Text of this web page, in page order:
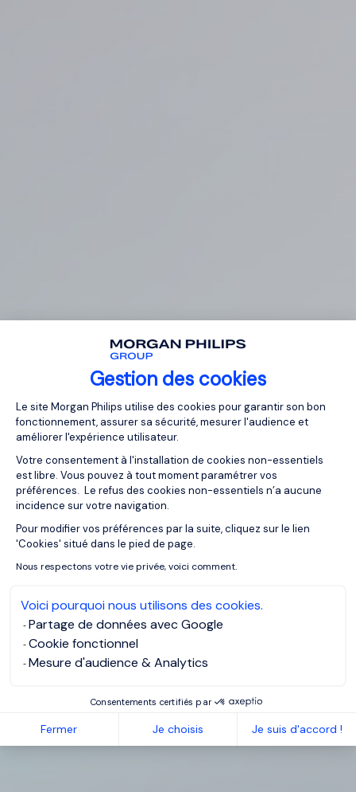
Gestion des cookies
Plateforme de Gestion du
Le site Morgan Philips utilise des cookies pour garantir son bon
fonctionnement, assurer sa sécurité, mesurer l'audience et
améliorer l'expérience utilisateur.
Votre consentement à l'installation de cookies non-essentiels
est libre. Vous pouvez à tout moment paramétrer vos
préférences. Le refus des cookies non-essentiels n’a aucune
incidence sur votre navigation.
Pour modifier vos préférences par la suite, cliquez sur le lien
'Cookies' situé dans le pied de page.
Nous respectons votre vie privée, voici comment.
Voici pourquoi nous utilisons des cookies.
Partage de données avec Google
Cookie fonctionnel
Mesure d'audience & Analytics
Consentements certifiés par
Fermer Je choisis Je suis d'accord !
Axeptio consent